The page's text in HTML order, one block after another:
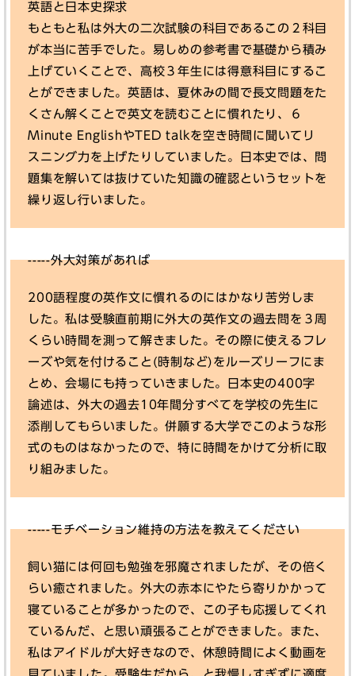
英語と日本史探求
もともと私は外大の二次試験の科目であるこの２科目
が本当に苦手でした。易しめの参考書で基礎から積み
上げていくことで、高校３年生には得意科目にするこ
とができました。英語は、夏休みの間で長文問題をた
くさん解くことで英文を読むことに慣れたり、６
Minute EnglishやTED talkを空き時間に聞いてリ
スニング力を上げたりしていました。日本史では、問
題集を解いては抜けていた知識の確認というセットを
繰り返し行いました。
-----外大対策があれば
200語程度の英作文に慣れるのにはかなり苦労しま
した。私は受験直前期に外大の英作文の過去問を３周
くらい時間を測って解きました。その際に使えるフレ
ーズや気を付けること(時制など)をルーズリーフにま
とめ、会場にも持っていきました。日本史の400字
論述は、外大の過去10年間分すべてを学校の先生に
添削してもらいました。併願する大学でこのような形
式のものはなかったので、特に時間をかけて分析に取
り組みました。
-----モチベーション維持の方法を教えてください
飼い猫には何回も勉強を邪魔されましたが、その倍く
らい癒されました。外大の赤本にやたら寄りかかって
寝ていることが多かったので、この子も応援してくれ
ているんだ、と思い頑張ることができました。また、
私はアイドルが大好きなので、休憩時間によく動画を